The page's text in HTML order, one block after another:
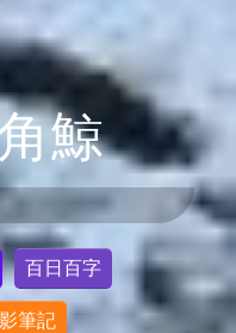
鯨
百日百字
筆記